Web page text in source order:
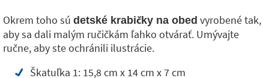
Okrem toho sú detské krabičky na obed vyrobené tak,
aby sa dali malým ručičkám ľahko otvárať. Umývajte
ručne, aby ste ochránili ilustrácie.
Škatuľka 1: 15,8 cm x 14 cm x 7 cm